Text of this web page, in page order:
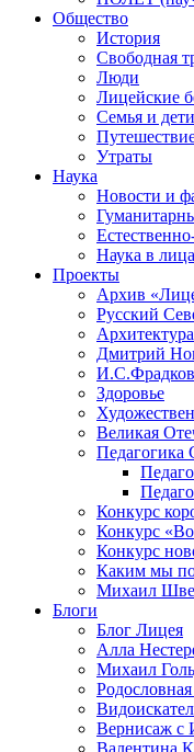
Общество
История
Свободная
Люди
Лицейские
Семья и дети
Утраты
Наука
Новости и
Наука в
Проекты
Архив
Русский
Дмитрий
И.С.Фрадков
Здоровье
Великая
Педагогика
Конкурс
Конкурс «Во
Конкурс
Каким мы
Михаил
Блоги
Блог Лицея
Алла
Михаил
Вернисаж с